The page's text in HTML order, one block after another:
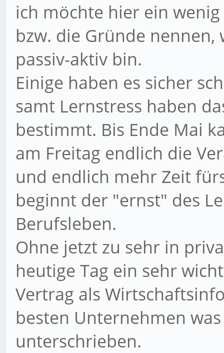
ich möchte hier ein
bzw. die Gründe
passiv-aktiv bin.
Einige haben es sicher
samt Lernstress haben
bestimmt. Bis Ende Mai
am Freitag endlich die
und endlich mehr Zeit
beginnt der "ernst" des
Berufsleben.
Ohne jetzt zu sehr in
heutige Tag ein sehr
Vertrag als
besten Unternehmen
unterschrieben.